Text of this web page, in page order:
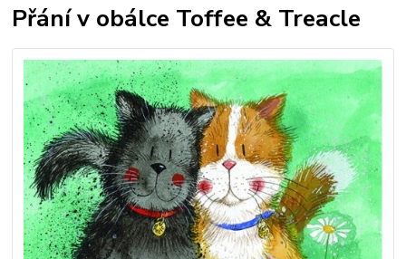
Přání v obálce Toffee & Treacle